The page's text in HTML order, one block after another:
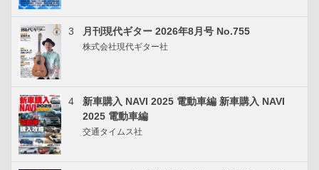
3 月刊現代ギター 2026年8月号 No.755
株式会社現代ギター社
4
新車購入 NAVI 2025 電動車編 新車購入 NAVI
2025 電動車編
交通タイムス社